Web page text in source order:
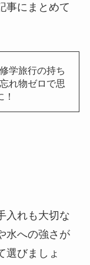
事にまとめて
学旅行の持ち
れ物ゼロで思
入れも大切な
水への強さが
選びましょ